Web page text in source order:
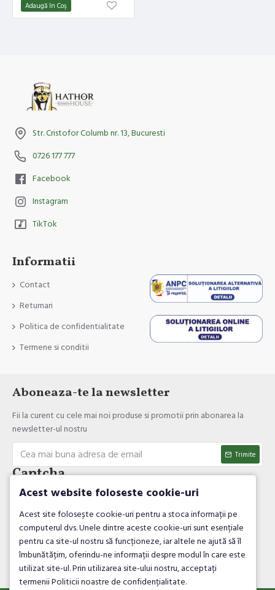
Adaugă în Coş
Str. Cristofor Columb nr. 13, Bucuresti
0726 177 777
Facebook
Instagram
TikTok
Informatii
Contact
Returnari
Politica de confidentialitate
Termene si conditii
Aboneaza-te la newsletter
Fii la curent cu cele mai noi produse si promotii prin abonarea la
newsletter-ul nostru
Trimite
Captcha
Am citit şi sunt de acord cu Politica de confidentialitate
Acest website foloseste cookie-uri
Acest site folosește cookie-uri pentru a stoca informații pe
computerul dvs. Unele dintre aceste cookie-uri sunt esențiale
pentru ca site-ul nostru să funcționeze, iar altele ne ajută să îl
îmbunătățim, oferindu-ne informații despre modul în care este
utilizat site-ul. Prin utilizarea site-ului nostru, acceptați
termenii Politicii noastre de confidențialitate.